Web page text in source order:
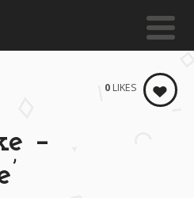
**** WHEN I'M IN
–
0 LIKES